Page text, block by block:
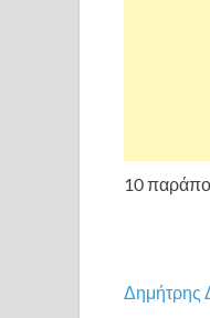
10
Δημήτρης